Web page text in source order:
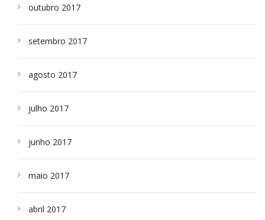
outubro 2017
setembro 2017
agosto 2017
julho 2017
junho 2017
maio 2017
abril 2017